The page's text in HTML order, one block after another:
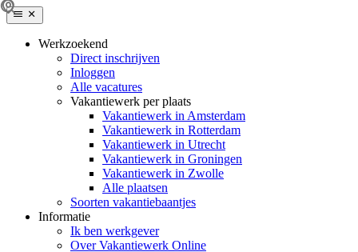
Werkzoekend
Direct inschrijven
Inloggen
Alle vacatures
Vakantiewerk per plaats
Vakantiewerk in Amsterdam
Vakantiewerk in Rotterdam
Vakantiewerk in Utrecht
Vakantiewerk in Groningen
Vakantiewerk in Zwolle
Alle plaatsen
Soorten vakantiebaantjes
Informatie
Ik ben werkgever
Over Vakantiewerk Online